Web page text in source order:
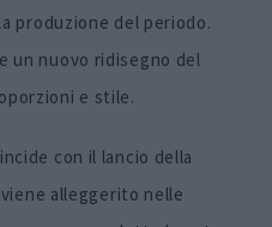
produzione del periodo.
un nuovo ridisegno del
e stile.
con il lancio della
viene alleggerito nelle